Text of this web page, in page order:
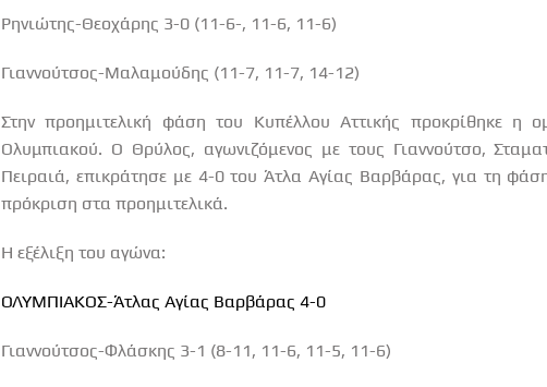
Ρηνιώτης-Θεοχάρης 3-0 (11-6-, 11-6, 11-6)
Γιαννούτσος-Μαλαμούδης (11-7, 11-7, 14-12)
Στην προημιτελική φάση του Κυπέλλου Αττικής προκρίθηκε η
Ολυμπιακού. Ο Θρύλος, αγωνιζόμενος με τους Γιαννούτσο,
Πειραιά, επικράτησε με 4-0 του Άτλα Αγίας Βαρβάρας, για τη
πρόκριση στα προημιτελικά.
Η εξέλιξη του αγώνα:
ΟΛΥΜΠΙΑΚΟΣ-Άτλας Αγίας Βαρβάρας 4-0
Γιαννούτσος-Φλάσκης 3-1 (8-11, 11-6, 11-5, 11-6)